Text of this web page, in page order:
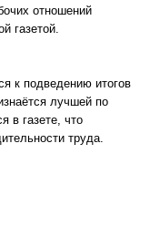
отношений
газетой.
к подведению итогов
лучшей по
в газете, что
труда.